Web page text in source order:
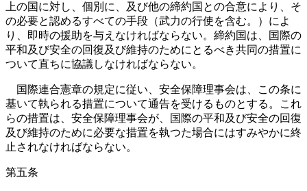
上の国に対し、個別に、及び他の締約国との合意により、そ
の必要と認めるすべての手段（武力の行使を含む。）によ
り、即時の援助を与えなければならない。締約国は、国際の
平和及び安全の回復及び維持のためにとるべき共同の措置に
ついて直ちに協議しなければならない。
国際連合憲章の規定に従い、安全保障理事会は、この条に
基いて執られる措置について通告を受けるものとする。これ
らの措置は、安全保障理事会が、国際の平和及び安全の回復
及び維持のために必要な措置を執つた場合にはすみやかに終
止されなければならない。
第五条